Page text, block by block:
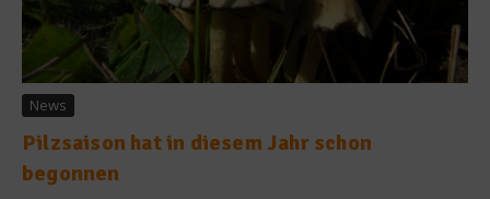
News
Pilzsaison hat in diesem Jahr schon
begonnen